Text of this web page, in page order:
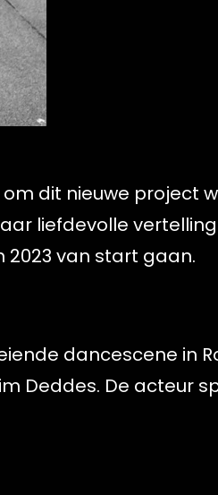
dit nieuwe project
liefdevolle
2023 van start gaan.
dancescene in
Deddes. De acteur